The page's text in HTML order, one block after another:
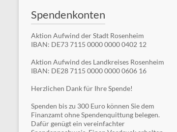
Spendenkonten
Aktion Aufwind der Stadt Rosenheim
IBAN: DE73 7115 0000 0000 0402 12
Aktion Aufwind des Landkreises Rosenheim
IBAN: DE28 7115 0000 0000 0606 16
Herzlichen Dank für Ihre Spende!
Spenden bis zu 300 Euro können Sie dem
Finanzamt ohne Spendenquittung belegen.
Dafür genügt ein vereinfachter